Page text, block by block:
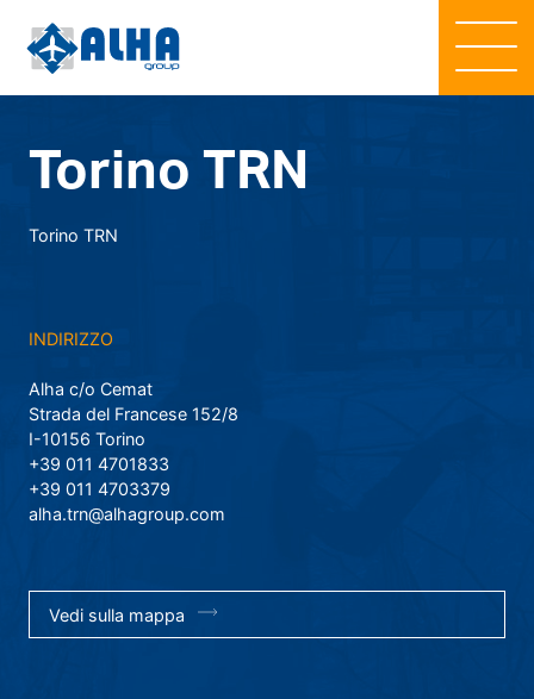
Torino TRN
Torino TRN
INDIRIZZO
Alha c/o Cemat
Strada del Francese 152/8
I-10156 Torino
+39 011 4701833
+39 011 4703379
alha.trn@alhagroup.com
Vedi sulla mappa